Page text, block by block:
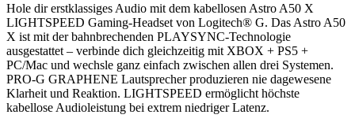
Hole dir erstklassiges Audio mit dem kabellosen Astro A50 X
LIGHTSPEED Gaming-Headset von Logitech® G. Das Astro A50
X ist mit der bahnbrechenden PLAYSYNC-Technologie
ausgestattet – verbinde dich gleichzeitig mit XBOX + PS5 +
PC/Mac und wechsle ganz einfach zwischen allen drei Systemen.
PRO-G GRAPHENE Lautsprecher produzieren nie dagewesene
Klarheit und Reaktion. LIGHTSPEED ermöglicht höchste
kabellose Audioleistung bei extrem niedriger Latenz.